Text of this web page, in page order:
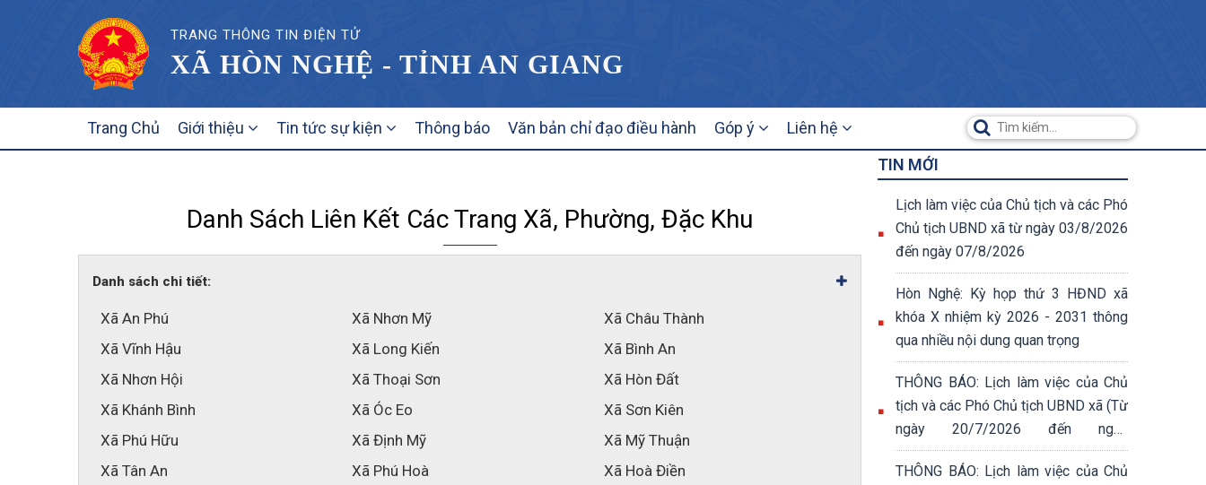
TRANG THÔNG TIN ĐIỆN TỬ
XÃ HÒN NGHỆ - TỈNH AN GIANG
NAVIGATION
Trang Chủ Giới thiệu Tin tức sự kiện Thông báo Văn bản chỉ đạo điều hành Góp ý Liên hệ
Danh Sách Liên Kết Các Trang Xã, Phường, Đặc Khu
Danh sách chi tiết:
Xã An Phú
Xã Vĩnh Hậu
Xã Nhơn Hội
Xã Khánh Bình
Xã Phú Hữu
Xã Tân An
Xã Nhơn Mỹ
Xã Long Kiến
Xã Thoại Sơn
Xã Óc Eo
Xã Định Mỹ
Xã Phú Hoà
Xã Châu Thành
Xã Bình An
Xã Hòn Đất
Xã Sơn Kiên
Xã Mỹ Thuận
Xã Hoà Điền
TIN MỚI
Lịch làm việc của Chủ tịch và các Phó
Chủ tịch UBND xã từ ngày 03/8/2026
đến ngày 07/8/2026
Hòn Nghệ: Kỳ họp thứ 3 HĐND xã
khóa X nhiệm kỳ 2026 - 2031 thông
qua nhiều nội dung quan trọng
THÔNG BÁO: Lịch làm việc của Chủ
tịch và các Phó Chủ tịch UBND xã (Từ
ngày 20/7/2026 đến ngày
24/7/2026)
THÔNG BÁO: Lịch làm việc của Chủ